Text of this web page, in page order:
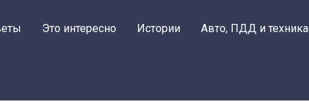
Это интересно Истории Авто, ПДД и техника